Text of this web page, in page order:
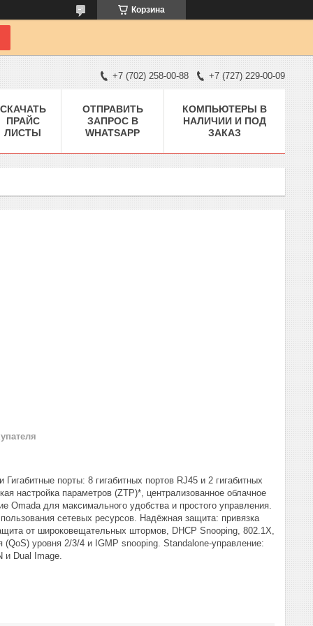
Корзина
+7 (702) 258-00-88 +7 (727) 229-00-09
СКАЧАТЬ
ПРАЙС
ЛИСТЫ
ОТПРАВИТЬ
ЗАПРОС В
WHATSAPP
КОМПЬЮТЕРЫ В
НАЛИЧИИ И ПОД
ЗАКАЗ
порты: 8 гигабитных портов RJ45 и 2 гигабитных
настройка параметров (ZTP)*, централизованное облачное
для максимального удобства и простого управления.
сетевых ресурсов. Надёжная защита: привязка
от широковещательных штормов, DHCP Snooping, 802.1X,
уровня 2/3/4 и IGMP snooping. Standalone-управление:
и Dual Image.